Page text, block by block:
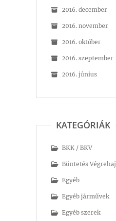
2016. december
2016. november
2016. október
2016. szeptember
2016. június
KATEGÓRIÁK
BKK / BKV
Büntetés
Egyéb
Egyéb járművek
Egyéb szerek